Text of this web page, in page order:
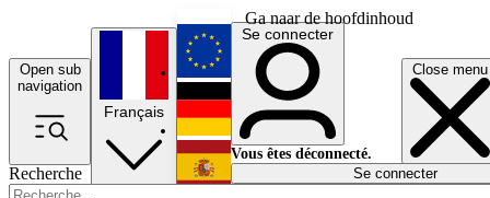
Ga naar de hoofdinhoud
Open sub
navigation
Close menu
Recherche
Français
English
Deutsch
Español
Se connecter
Vous êtes déconnecté.
Se connecter